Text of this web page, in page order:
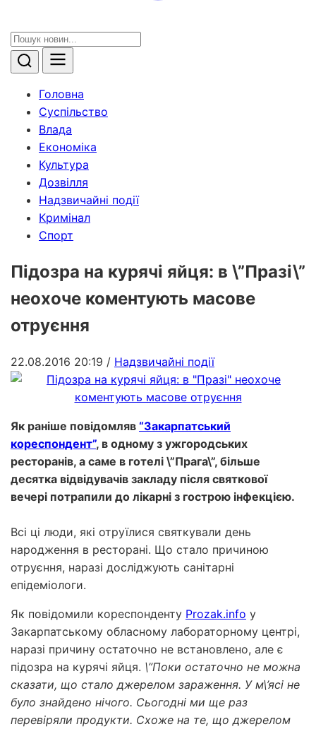
Головна
Суспільство
Влада
Економіка
Культура
Дозвілля
Надзвичайні події
Кримінал
Спорт
Підозра на курячі яйця: в \”Празі\”
неохоче коментують масове
отруєння
22.08.2016 20:19 / Надзвичайні події
Як раніше повідомляв “Закарпатський
кореспондент”, в одному з ужгородських
ресторанів, а саме в готелі \”Прага\”, більше
десятка відвідувачів закладу після святкової
вечері потрапили до лікарні з гострою інфекцією.
Всі ці люди, які отруїлися святкували день
народження в ресторані. Що стало причиною
отруєння, наразі досліджують санітарні
епідеміологи.
Як повідомили кореспонденту Prozak.info у
Закарпатському обласному лабораторному центрі,
наразі причину остаточно не встановлено, але є
підозра на курячі яйця. \”Поки остаточно не можна
сказати, що стало джерелом зараження. У м\’ясі не
було знайдено нічого. Сьогодні ми ще раз
перевіряли продукти. Схоже на те, що джерелом